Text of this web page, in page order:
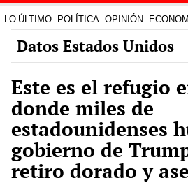
LO ÚLTIMO POLÍTICA OPINIÓN
Datos Estados Unidos
Este es el refugio
donde miles de
estadounidenses
gobierno de
retiro dorado y